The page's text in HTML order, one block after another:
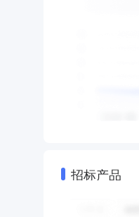
招标产品